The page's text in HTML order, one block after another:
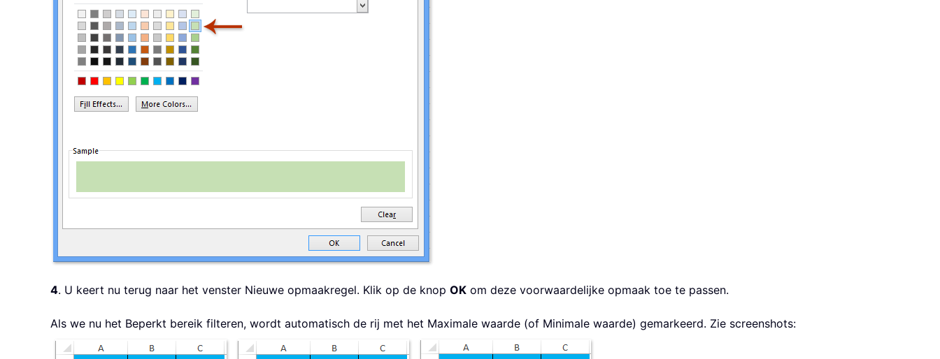
4. U keert nu terug naar het venster Nieuwe opmaakregel. Klik op de knop OK om deze voorwaardelijke opmaak toe te passen.
Als we nu het Beperkt bereik filteren, wordt automatisch de rij met het Maximale waarde (of Minimale waarde) gemarkeerd. Zie screenshots: